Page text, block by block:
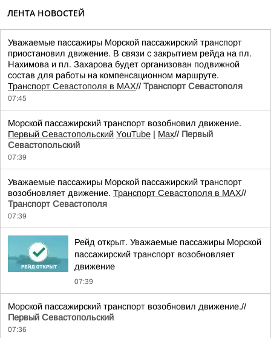
ЛЕНТА НОВОСТЕЙ
Уважаемые пассажиры Морской пассажирский транспорт
приостановил движение. В связи с закрытием рейда на пл.
Нахимова и пл. Захарова будет организован подвижной
состав для работы на компенсационном маршруте.
Транспорт Севастополя в MAX// Транспорт Севастополя
07:45
Морской пассажирский транспорт возобновил движение.
Первый Севастопольский YouTube | Max// Первый
Севастопольский
07:39
Уважаемые пассажиры Морской пассажирский транспорт
возобновляет движение. Транспорт Севастополя в MAX//
Транспорт Севастополя
07:39
Рейд открыт. Уважаемые пассажиры Морской
пассажирский транспорт возобновляет
движение
07:39
Морской пассажирский транспорт возобновил движение.//
Первый Севастопольский
07:36